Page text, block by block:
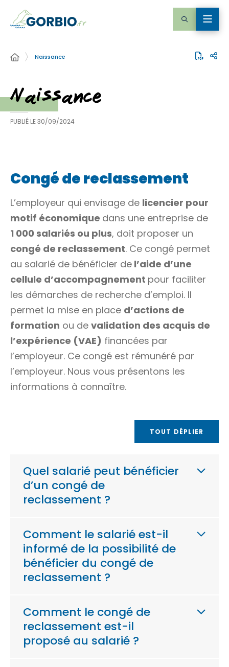
Naissance
Naissance
PUBLIÉ LE30/09/2024
Congé de reclassement
L’employeur qui envisage de licencier pour
motif économique dans une entreprise de
1 000 salariés ou plus, doit proposer un
congé de reclassement. Ce congé permet
au salarié de bénéficier de l’aide d’une
cellule d’accompagnement pour faciliter
les démarches de recherche d’emploi. Il
permet la mise en place d’actions de
formation ou de validation des acquis de
l’expérience (VAE) financées par
l’employeur. Ce congé est rémunéré par
l’employeur. Nous vous présentons les
informations à connaître.
TOUT DÉPLIER
Quel salarié peut bénéficier
d’un congé de
reclassement ?
Comment le salarié est-il
informé de la possibilité de
bénéficier du congé de
reclassement ?
Comment le congé de
reclassement est-il
proposé au salarié ?